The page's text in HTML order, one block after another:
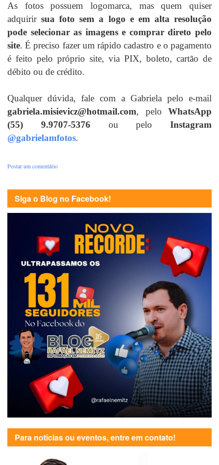
As fotos possuem logomarca, mas quem quiser
adquirirsua foto sem a logo e em alta resolução
pode selecionar as imagens e comprar direto pelo
site. É preciso fazer um rápido cadastro e o pagamento
é feito pelo próprio site, via PIX, boleto, cartão de
débito ou de crédito.
Qualquer dúvida, fale com a Gabriela pelo e-mail
gabriela.misievicz@hotmail.com, pelo WhatsApp
(55) 9.9707-5376 ou pelo Instagram
@gabrielamfotos.
Postar um comentário
Siga o Blog no Facebook!
Para notícias ou eventos, entre em contato!